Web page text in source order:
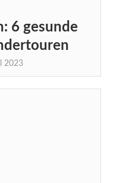
6 gesunde
2023